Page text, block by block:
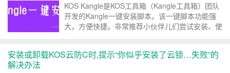
KOS Kangle是KOS工具箱（Kangle工具箱）团队
开发的Kangle一键安装脚本。该一键脚本功能强
大，方便快捷。非常推荐小伙伴儿们尝试安装、使
Kangle是支持C...
安装或卸载KOS云防C时,提示“你似乎安装了云锁…失败”的
解决办法